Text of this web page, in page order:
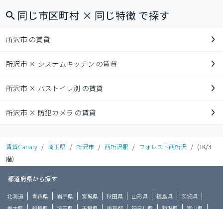
同じ市区町村 × 同じ特徴 で探す
所沢市 の賃貸
所沢市 × システムキッチン の賃貸
所沢市 × バストイレ別 の賃貸
所沢市 × 防犯カメラ の賃貸
賃貸Canary / 埼玉県 / 所沢市 / 西所沢駅 / フォレスト西所沢 / (1K/3
階)
都道府県から探す
北海道 青森県 岩手県 宮城県 秋田県 山形県 福島県
茨城県